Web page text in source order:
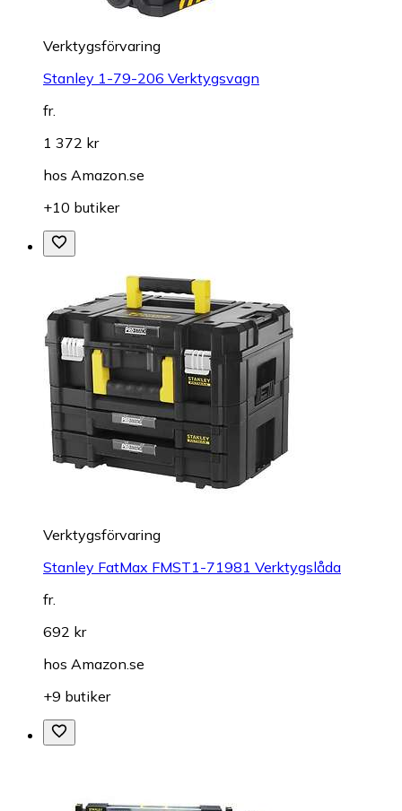
Verktygsförvaring
Stanley 1-79-206 Verktygsvagn
fr.
1 372 kr
hos Amazon.se
+10 butiker
Verktygsförvaring
Stanley FatMax FMST1-71981 Verktygslåda
fr.
692 kr
hos Amazon.se
+9 butiker